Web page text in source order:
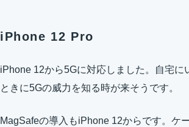
iPhone 12 Pro
iPhone 12から5Gに対応しました。自宅に
ときに5Gの威力を知る時が来そうです。
MagSafeの導入もiPhone 12からです。ケ